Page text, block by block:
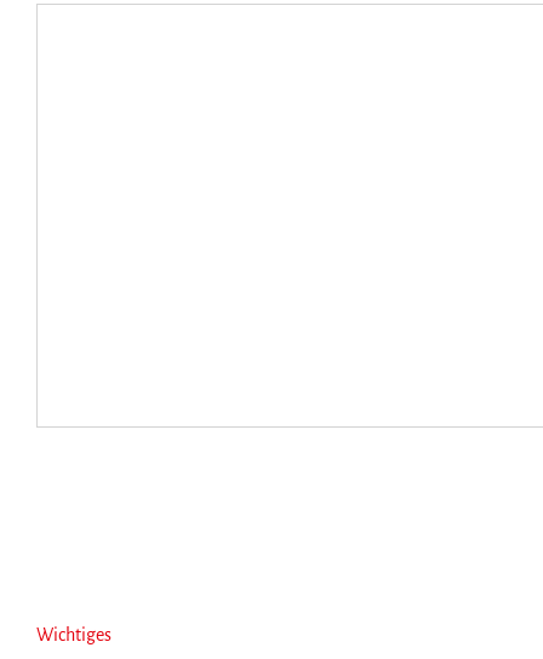
Wichtiges